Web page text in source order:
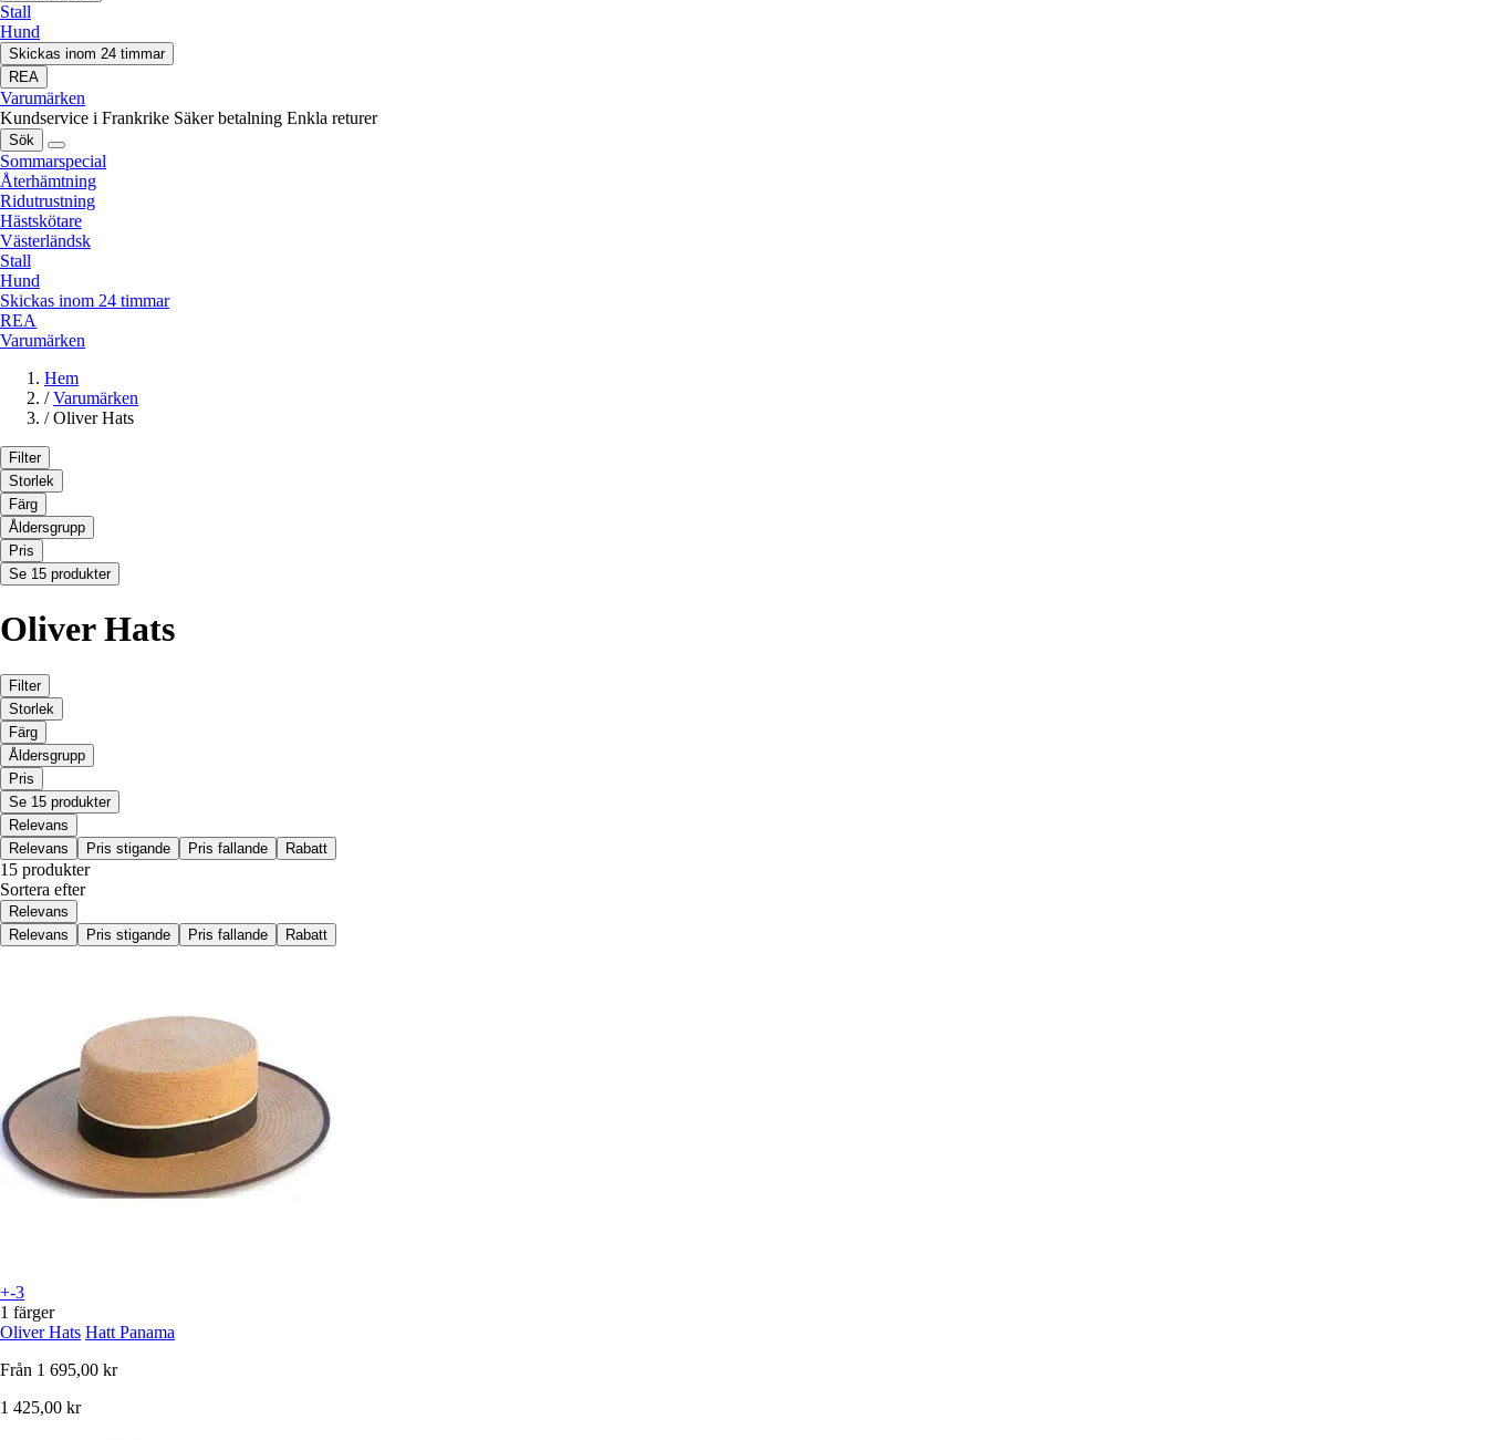
Stall
Hund
Skickas inom 24 timmar
REA
Varumärken
Kundservice i Frankrike Säker betalning Enkla returer
Sök
Sommarspecial
Återhämtning
Ridutrustning
Hästskötare
Västerländsk
Stall
Hund
Skickas inom 24 timmar
REA
Varumärken
Hem
/ Varumärken
/ Oliver Hats
Filter
Storlek
Färg
Åldersgrupp
Pris
Se 15 produkter
Oliver Hats
Filter
Storlek
Färg
Åldersgrupp
Pris
Se 15 produkter
Relevans
Relevans
Pris stigande Pris fallande Rabatt
15 produkter
Sortera efter
Relevans
Relevans
Pris stigande Pris fallande Rabatt
+-3
1 färger
Oliver Hats Hatt Panama
Från 1 695,00 kr
1 425,00 kr